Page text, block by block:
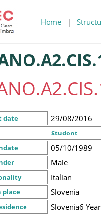
Home |
date 29/08/2016
Student
05/10/1989
Male
Italian
place Slovenia
Slovenia6